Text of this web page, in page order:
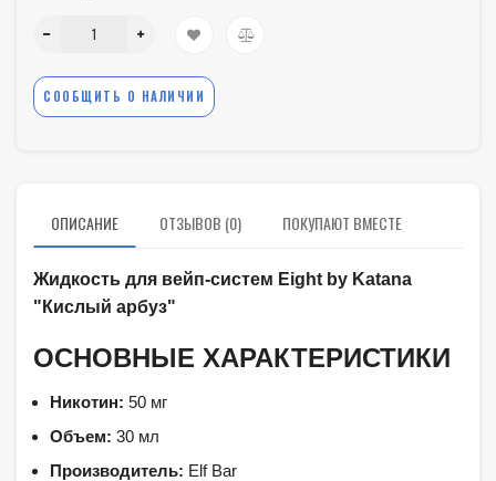
СООБЩИТЬ О НАЛИЧИИ
ОПИСАНИЕ ОТЗЫВОВ (0) ПОКУПАЮТ ВМЕСТЕ
Жидкость для вейп-систем Eight by Katana
"Кислый арбуз"
ОСНОВНЫЕ ХАРАКТЕРИСТИКИ
Никотин: 50 мг
Объем: 30 мл
Производитель: Elf Bar